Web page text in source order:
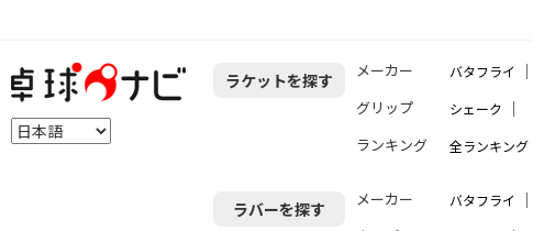
ラケットを探す メーカー バタフライ ｜
グリップ シェーク ｜
ランキング 全ランキング
ラバーを探す メーカー バタフライ ｜